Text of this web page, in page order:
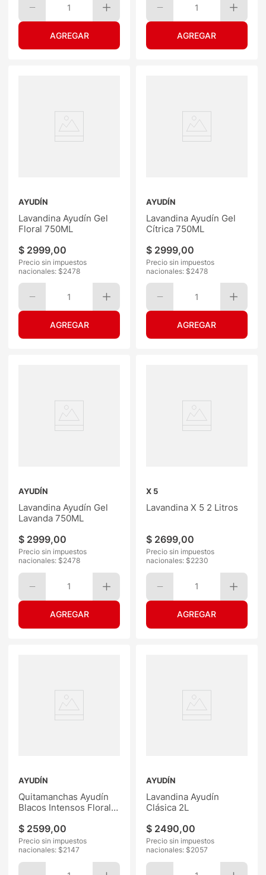
1 1
AYUDÍN
Lavandina Ayudín Gel
Floral 750ML
$ 2999,00
Precio sin impuestos
nacionales: $2478
1
AYUDÍN
Lavandina Ayudín Gel
Cítrica 750ML
$ 2999,00
Precio sin impuestos
nacionales: $2478
1
AYUDÍN
Lavandina Ayudín Gel
Lavanda 750ML
$ 2999,00
Precio sin impuestos
nacionales: $2478
1
X 5
Lavandina X 5 2 Litros
$ 2699,00
Precio sin impuestos
nacionales: $2230
1
AYUDÍN
Quitamanchas Ayudín
Blacos Intensos Floral
$ 2599,00
Precio sin impuestos
nacionales: $2147
AYUDÍN
Lavandina Ayudín
Clásica 2L
$ 2490,00
Precio sin impuestos
nacionales: $2057